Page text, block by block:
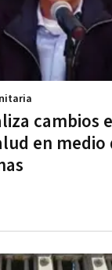
cambios
en medio